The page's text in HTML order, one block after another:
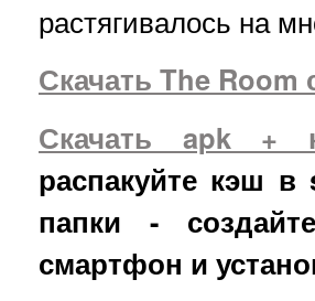
растягивалось на
Скачать The Room
Скачать apk +
распакуйте кэш в
папки -
смартфон и